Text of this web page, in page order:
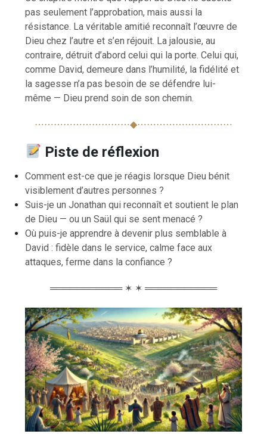
pas seulement l’approbation, mais aussi la
résistance. La véritable amitié reconnaît l’œuvre de
Dieu chez l’autre et s’en réjouit. La jalousie, au
contraire, détruit d’abord celui qui la porte. Celui qui,
comme David, demeure dans l’humilité, la fidélité et
la sagesse n’a pas besoin de se défendre lui-
même — Dieu prend soin de son chemin.
⋯⋯⋯⋯⋯⋯⋯⋯⋯⋯◆⋯⋯⋯⋯⋯⋯⋯⋯⋯⋯
Piste de réflexion
Comment est-ce que je réagis lorsque Dieu bénit
visiblement d’autres personnes ?
Suis-je un Jonathan qui reconnaît et soutient le plan
de Dieu — ou un Saül qui se sent menacé ?
Où puis-je apprendre à devenir plus semblable à
David : fidèle dans le service, calme face aux
attaques, ferme dans la confiance ?
═══════════ ✶ ✶ ═══════════